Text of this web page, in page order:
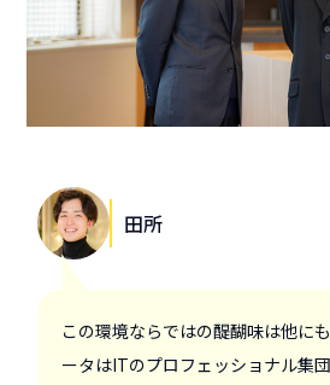
田所
この環境ならではの醍醐味は他に
ータはITのプロフェッショナル集